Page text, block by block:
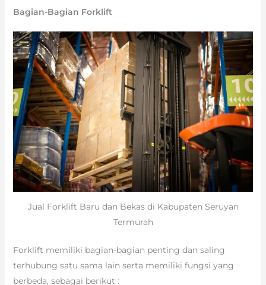
Bagian-Bagian Forklift
Jual Forklift Baru dan Bekas di Kabupaten Seruyan
Termurah
Forklift memiliki bagian-bagian penting dan saling
terhubung satu sama lain serta memiliki fungsi yang
berbeda, sebagai berikut :